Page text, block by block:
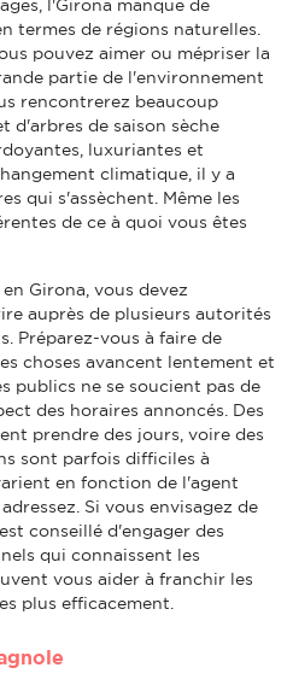
l'Girona manque de
termes de régions naturelles.
pouvez aimer ou mépriser la
partie de l'environnement
rencontrerez beaucoup
d'arbres de saison sèche
luxuriantes et
climatique, il y a
qui s'assèchent. Même les
de ce à quoi vous êtes
Girona, vous devez
auprès de plusieurs autorités
Préparez-vous à faire de
choses avancent lentement et
publics ne se soucient pas de
des horaires annoncés. Des
prendre des jours, voire des
sont parfois difficiles à
en fonction de l'agent
Si vous envisagez de
conseillé d'engager des
qui connaissent les
vous aider à franchir les
plus efficacement.